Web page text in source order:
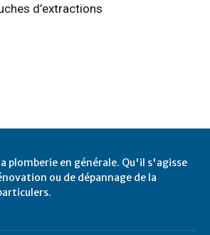
d’extractions
plomberie en générale. Qu'il s'agisse
ou de dépannage de la